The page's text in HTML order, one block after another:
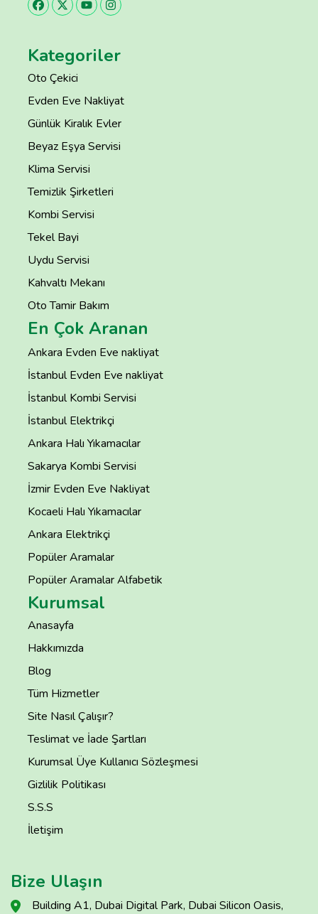
Kategoriler
Oto Çekici
Evden Eve Nakliyat
Günlük Kiralık Evler
Beyaz Eşya Servisi
Klima Servisi
Temizlik Şirketleri
Kombi Servisi
Tekel Bayi
Uydu Servisi
Kahvaltı Mekanı
Oto Tamir Bakım
En Çok Aranan
Ankara Evden Eve nakliyat
İstanbul Evden Eve nakliyat
İstanbul Kombi Servisi
İstanbul Elektrikçi
Ankara Halı Yıkamacılar
Sakarya Kombi Servisi
İzmir Evden Eve Nakliyat
Kocaeli Halı Yıkamacılar
Ankara Elektrikçi
Popüler Aramalar
Popüler Aramalar Alfabetik
Kurumsal
Anasayfa
Hakkımızda
Blog
Tüm Hizmetler
Site Nasıl Çalışır?
Teslimat ve İade Şartları
Kurumsal Üye Kullanıcı Sözleşmesi
Gizlilik Politikası
S.S.S
İletişim
Bize Ulaşın
Building A1, Dubai Digital Park, Dubai Silicon Oasis,